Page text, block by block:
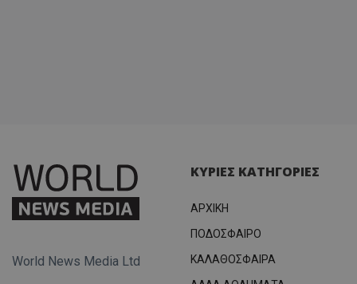
World News Media Ltd
ΚΥΡΙΕΣ ΚΑΤΗΓΟΡΙΕΣ
ΑΡΧΙΚΗ
ΠΟΔΟΣΦΑΙΡΟ
ΚΑΛΑΘΟΣΦΑΙΡΑ